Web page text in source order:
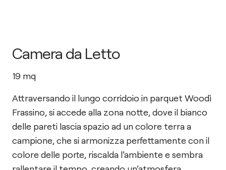
Camera da Letto
19 mq
Attraversando il lungo corridoio in parquet Woodì
Frassino, si accede alla zona notte, dove il bianco
delle pareti lascia spazio ad un colore terra a
campione, che si armonizza perfettamente con il
colore delle porte, riscalda l’ambiente e sembra